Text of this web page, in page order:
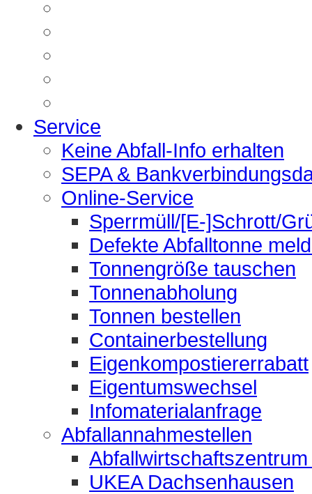
Service
Keine Abfall-Info erhalten
SEPA &
Online-Service
Sperrmüll/[E-]Schrott/
Defekte Abfalltonne
Tonnengröße tauschen
Tonnenabholung
Tonnen bestellen
Containerbestellung
Eigenkompostiererrabatt
Eigentumswechsel
Infomaterialanfrage
Abfallannahmestellen
UKEA Dachsenhausen